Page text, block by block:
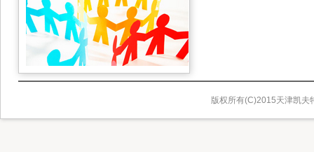
版权所有(C)2015天津凯夫